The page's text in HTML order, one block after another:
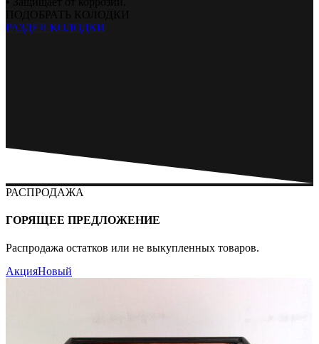
РАЗДЕЛ КОЛОДКИ
РАСПРОДАЖА
ГОРЯЩЕЕ ПРЕДЛОЖЕНИЕ
Распродажа остатков или не выкупленных товаров.
АкцияНовый